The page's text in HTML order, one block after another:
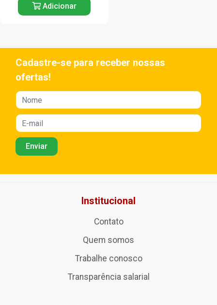
Adicionar
Cadastre-se para receber nossas
ofertas!
Institucional
Contato
Quem somos
Trabalhe conosco
Transparência salarial